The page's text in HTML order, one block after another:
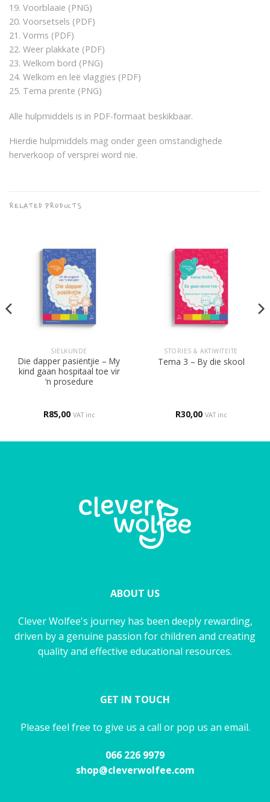
19. Voorblaaie (PNG)
20. Voorsetsels (PDF)
21. Vorms (PDF)
22. Weer plakkate (PDF)
23. Welkom bord (PNG)
24. Welkom en leë vlaggies (PDF)
25. Tema prente (PNG)
Alle hulpmiddels is in PDF-formaat beskikbaar.
Hierdie hulpmiddels mag onder geen omstandighede
herverkoop of versprei word nie.
RELATED PRODUCTS
SIELKUNDE
Die dapper pasiëntjie – My
kind gaan hospitaal toe vir
‘n prosedure
R85,00 VAT inc
STORIES & AKTIWITEITE
Tema 3 – By die skool
R30,00 VAT inc
ABOUT US
Clever Wolfee's journey has been deeply rewarding,
driven by a genuine passion for children and creating
quality and effective educational resources.
GET IN TOUCH
Please feel free to give us a call or pop us an email.
066 226 9979
shop@cleverwolfee.com